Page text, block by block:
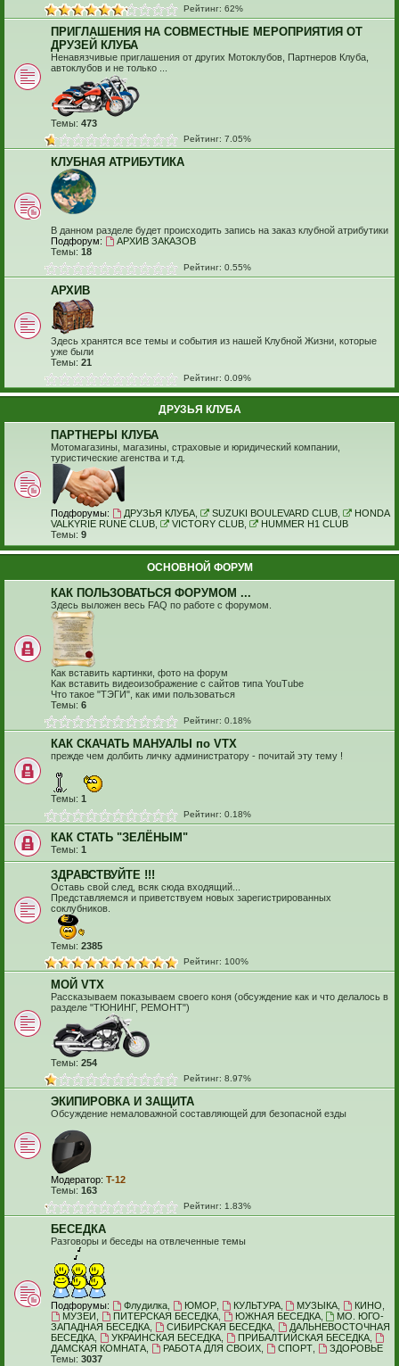
Рейтинг: 62%
ПРИГЛАШЕНИЯ НА СОВМЕСТНЫЕ МЕРОПРИЯТИЯ ОТ
ДРУЗЕЙ КЛУБА
Ненавязчивые приглашения от других Мотоклубов, Партнеров Клуба,
автоклубов и не только ...
Темы: 473
Рейтинг: 7.05%
КЛУБНАЯ АТРИБУТИКА
В данном разделе будет происходить запись на заказ клубной атрибутики
Подфорум:
АРХИВ ЗАКАЗОВ
Темы: 18
Рейтинг: 0.55%
АРХИВ
Здесь хранятся все темы и события из нашей Клубной Жизни, которые
уже были
Темы: 21
Рейтинг: 0.09%
ДРУЗЬЯ КЛУБА
ПАРТНЕРЫ КЛУБА
Мотомагазины, магазины, страховые и юридический компании,
туристические агенства и т.д.
Подфорумы: ДРУЗЬЯ КЛУБА, SUZUKI BOULEVARD CLUB,
HONDA
VALKYRIE RUNE CLUB
VICTORY CLUB,
HUMMER H1 CLUB
Темы: 9
ОСНОВНОЙ ФОРУМ
КАК ПОЛЬЗОВАТЬСЯ ФОРУМОМ ...
Здесь выложен весь FAQ по работе с форумом.
Как вставить картинки, фото на форум
Как вставить видеоизображение с сайтов типа YouTube
Что такое "ТЭГИ", как ими пользоваться
Темы: 6
Рейтинг: 0.18%
КАК СКАЧАТЬ МАНУАЛЫ по VTX
прежде чем долбить личку администратору - почитай эту тему !
Темы: 1
Рейтинг: 0.18%
КАК СТАТЬ "ЗЕЛЁНЫМ"
Темы: 1
ЗДРАВСТВУЙТЕ !!!
Оставь свой след, всяк сюда входящий...
Представляемся и приветствуем новых зарегистрированных
соклубников.
Темы: 2385
Рейтинг: 100%
МОЙ VTX
Рассказываем показываем своего коня (обсуждение как и что делалось в
разделе "ТЮНИНГ, РЕМОНТ")
Темы: 254
Рейтинг: 8.97%
ЭКИПИРОВКА И ЗАЩИТА
Обсуждение немаловажной составляющей для безопасной езды
Модератор: T-12
Темы: 163
Рейтинг: 1.83%
БЕСЕДКА
Разговоры и беседы на отвлеченные темы
Подфорумы: Флудилка, ЮМОР, КУЛЬТУРА, МУЗЫКА КИНО
МУЗЕИ
ПИТЕРСКАЯ БЕСЕДКА, ЮЖНАЯ БЕСЕДКА,
МО. ЮГО-
ЗАПАДНАЯ БЕСЕДКА
СИБИРСКАЯ БЕСЕДКА,
ДАЛЬНЕВОСТОЧНАЯ
БЕСЕДКА
УКРАИНСКАЯ БЕСЕДКА, ПРИБАЛТИЙСКАЯ БЕСЕДКА,
ДАМСКАЯ КОМНАТА
РАБОТА ДЛЯ СВОИХ, СПОРТ,
ЗДОРОВЬЕ
Темы: 3037